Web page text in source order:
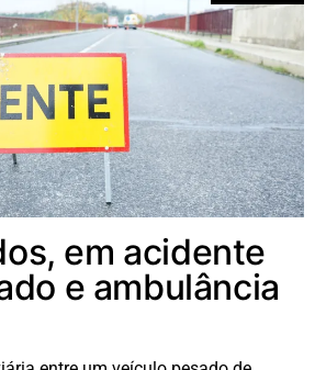
em acidente
e ambulância